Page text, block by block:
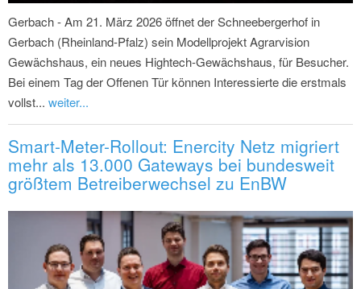
Gerbach - Am 21. März 2026 öffnet der Schneebergerhof in
Gerbach (Rheinland-Pfalz) sein Modellprojekt Agrarvision
Gewächshaus, ein neues Hightech-Gewächshaus, für Besucher.
Bei einem Tag der Offenen Tür können Interessierte die erstmals
vollst... weiter...
Smart-Meter-Rollout: Enercity Netz migriert
mehr als 13.000 Gateways bei bundesweit
größtem Betreiberwechsel zu EnBW